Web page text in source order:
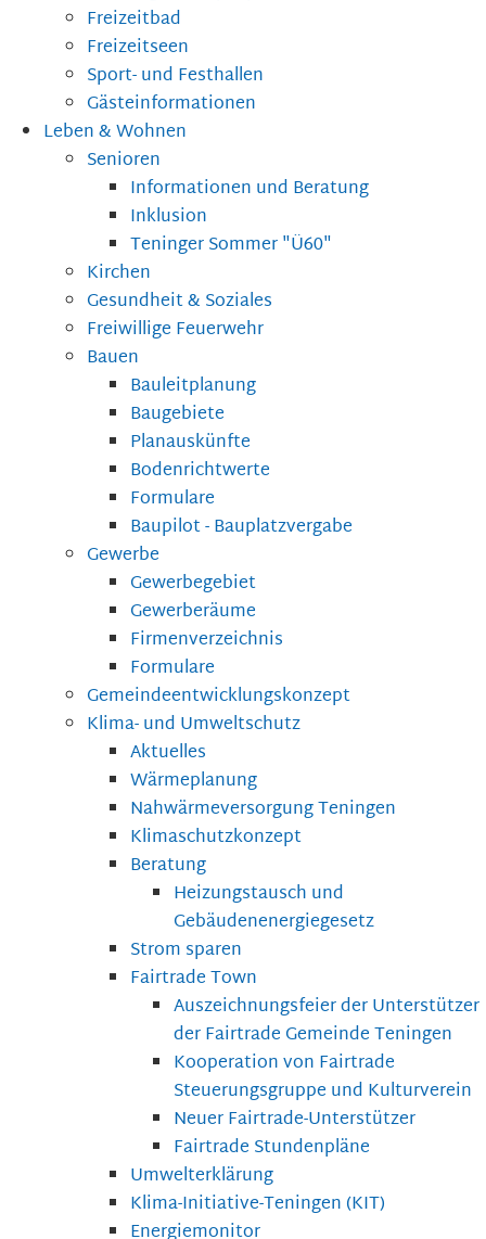
Freizeitbad
Freizeitseen
Sport- und Festhallen
Gästeinformationen
Leben & Wohnen
Senioren
Informationen und Beratung
Inklusion
Teninger Sommer "Ü60"
Kirchen
Gesundheit & Soziales
Freiwillige Feuerwehr
Bauen
Bauleitplanung
Baugebiete
Planauskünfte
Bodenrichtwerte
Formulare
Baupilot - Bauplatzvergabe
Gewerbe
Gewerbegebiet
Gewerberäume
Firmenverzeichnis
Formulare
Gemeindeentwicklungskonzept
Klima- und Umweltschutz
Aktuelles
Wärmeplanung
Nahwärmeversorgung Teningen
Klimaschutzkonzept
Beratung
Heizungstausch und
Gebäudenenergiegesetz
Strom sparen
Fairtrade Town
Auszeichnungsfeier der Unterstützer
der Fairtrade Gemeinde Teningen
Kooperation von Fairtrade
Steuerungsgruppe und Kulturverein
Neuer Fairtrade-Unterstützer
Fairtrade Stundenpläne
Umwelterklärung
Klima-Initiative-Teningen (KIT)
Energiemonitor